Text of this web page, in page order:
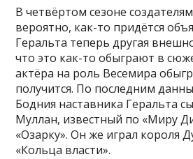
В четвёртом сезоне
вероятно, как-то придётся
Геральта теперь другая
что это как-то обыграют в
актёра на роль Весемира
получится. По последним
Бодния наставника Геральта
Муллан, известный по «Миру
«Озарку». Он же играл короля
«Кольца власти».